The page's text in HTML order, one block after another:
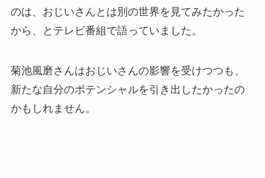
のは、おじいさんとは別の世界を見てみたかった
から、とテレビ番組で語っていました。
菊池風磨さんはおじいさんの影響を受けつつも、
新たな自分のポテンシャルを引き出したかったの
かもしれません。